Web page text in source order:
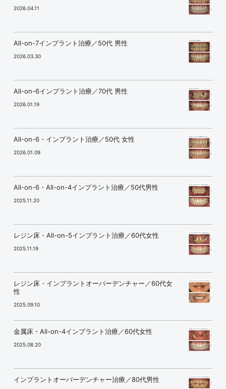
2026.04.11
All-on-7インプラント治療／50代 男性
2026.03.30
All-on-6インプラント治療／70代 男性
2026.01.19
All-on-6・インプラント治療／50代 女性
2026.01.09
All-on-6・All-on-4インプラント治療／50代男性
2025.11.20
レジン床・All-on-5インプラント治療／60代女性
2025.11.19
レジン床・インプラントオーバーデンチャー／60代女
性
2025.09.10
金属床・All-on-4インプラント治療／60代女性
2025.08.20
インプラントオーバーデンチャー治療／80代男性